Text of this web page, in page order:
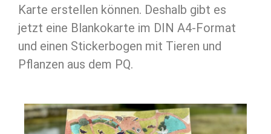
Karte erstellen können. Deshalb gibt es
jetzt eine Blankokarte im DIN A4-Format
und einen Stickerbogen mit Tieren und
Pflanzen aus dem PQ.